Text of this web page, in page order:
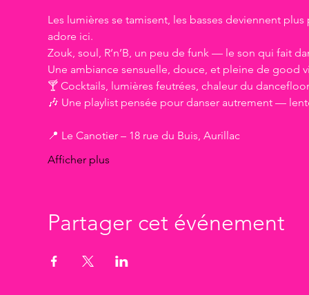
Les lumières se tamisent, les basses deviennent
adore ici.
Zouk, soul, R’n’B, un peu de funk — le son qui fait
Une ambiance sensuelle, douce, et pleine de good
🍸 Cocktails, lumières feutrées, chaleur du
🎶 Une playlist pensée pour danser autrement —
📍 Le Canotier – 18 rue du Buis, Aurillac
Afficher plus
Partager cet événement